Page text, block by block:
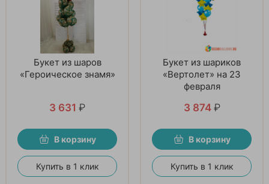
Букет из шаров
«Героическое знамя»
3 631 ₽
В корзину
Купить в 1 клик
Букет из шариков
«Вертолет» на 23
февраля
3 874 ₽
В корзину
Купить в 1 клик